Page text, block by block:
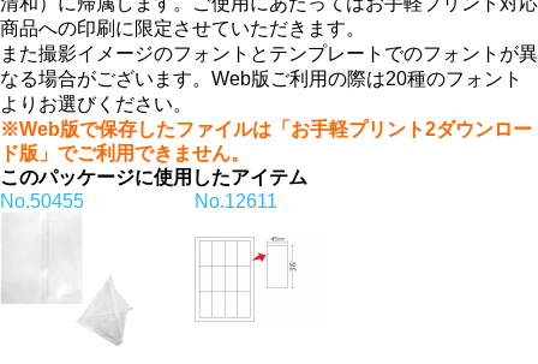
商品への印刷に限定させていただきます。
また撮影イメージのフォントとテンプレートでのフォントが異
なる場合がございます。Web版ご利用の際は20種のフォント
よりお選びください。
※Web版で保存したファイルは「お手軽プリント2ダウンロー
ド版」でご利用できません。
このパッケージに使用したアイテム
No.50455
No.12611